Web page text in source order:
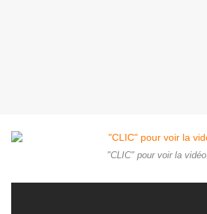
"CLIC" pour voir la vidéo